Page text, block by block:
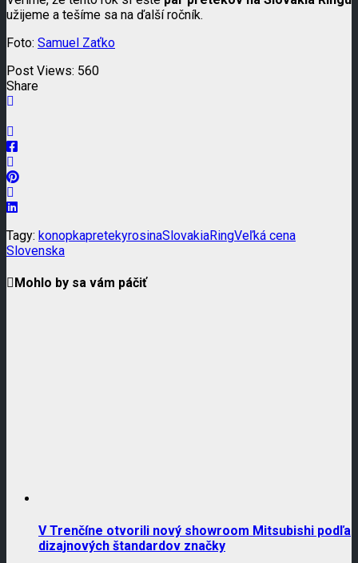
užijeme a tešíme sa na ďalší ročník.
Foto: Samuel Zaťko
Post Views: 560
Share
Tagy: konopkapretekyrosinaSlovakiaRingVeľká cena
Slovenska
Mohlo by sa vám páčiť
V Trenčíne otvorili nový showroom Mitsubishi podľa
dizajnových štandardov značky